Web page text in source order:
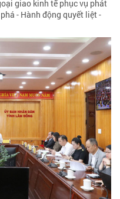
giao kinh tế phục vụ phát
- Hành động quyết liệt -